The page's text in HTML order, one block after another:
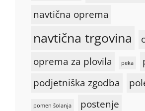
navtična oprema
navtična trgovina
oprema za plovila
peka
podjetniška zgodba
pomen šolanja
postenje